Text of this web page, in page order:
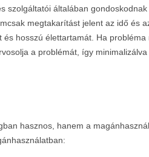
szolgáltatói általában
megtakarítást jelent az idő és
hosszú élettartamát. Ha
a problémát, így
hasznos, hanem a